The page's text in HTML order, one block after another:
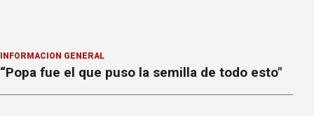
INFORMACION GENERAL
“Popa fue el que puso la semilla de todo esto"